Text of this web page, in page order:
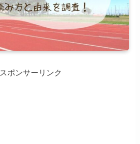
スポンサーリンク